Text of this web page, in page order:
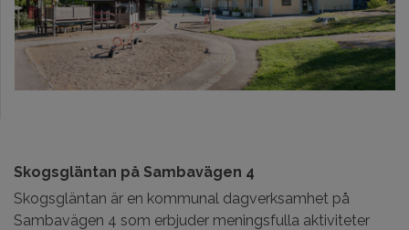
Skogsgläntan på Sambavägen 4
Skogsgläntan är en kommunal dagverksamhet på
Sambavägen 4 som erbjuder meningsfulla aktiviteter